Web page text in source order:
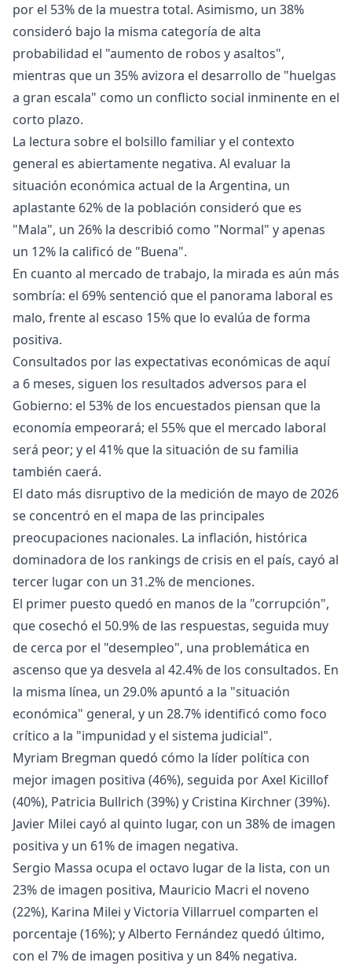
por el 53% de la muestra total. Asimismo, un 38%
consideró bajo la misma categoría de alta
probabilidad el "aumento de robos y asaltos",
mientras que un 35% avizora el desarrollo de "huelgas
a gran escala" como un conflicto social inminente en el
corto plazo.
La lectura sobre el bolsillo familiar y el contexto
general es abiertamente negativa. Al evaluar la
situación económica actual de la Argentina, un
aplastante 62% de la población consideró que es
"Mala", un 26% la describió como "Normal" y apenas
un 12% la calificó de "Buena".
En cuanto al mercado de trabajo, la mirada es aún más
sombría: el 69% sentenció que el panorama laboral es
malo, frente al escaso 15% que lo evalúa de forma
positiva.
Consultados por las expectativas económicas de aquí
a 6 meses, siguen los resultados adversos para el
Gobierno: el 53% de los encuestados piensan que la
economía empeorará; el 55% que el mercado laboral
será peor; y el 41% que la situación de su familia
también caerá.
El dato más disruptivo de la medición de mayo de 2026
se concentró en el mapa de las principales
preocupaciones nacionales. La inflación, histórica
dominadora de los rankings de crisis en el país, cayó al
tercer lugar con un 31.2% de menciones.
El primer puesto quedó en manos de la "corrupción",
que cosechó el 50.9% de las respuestas, seguida muy
de cerca por el "desempleo", una problemática en
ascenso que ya desvela al 42.4% de los consultados. En
la misma línea, un 29.0% apuntó a la "situación
económica" general, y un 28.7% identificó como foco
crítico a la "impunidad y el sistema judicial".
Myriam Bregman quedó cómo la líder política con
mejor imagen positiva (46%), seguida por Axel Kicillof
(40%), Patricia Bullrich (39%) y Cristina Kirchner (39%).
Javier Milei cayó al quinto lugar, con un 38% de imagen
positiva y un 61% de imagen negativa.
Sergio Massa ocupa el octavo lugar de la lista, con un
23% de imagen positiva, Mauricio Macri el noveno
(22%), Karina Milei y Victoria Villarruel comparten el
porcentaje (16%); y Alberto Fernández quedó último,
con el 7% de imagen positiva y un 84% negativa.